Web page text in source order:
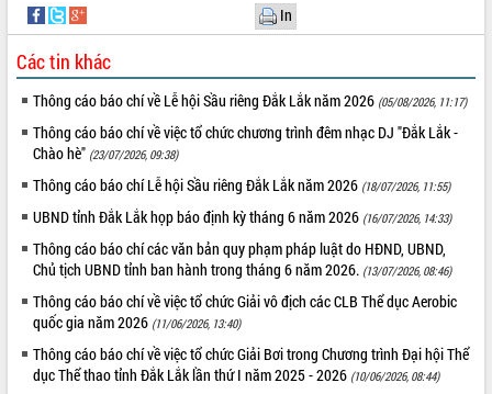
VĂN BẢN HĐND TỈNH
ĐIỂM TIN VĂN BẢN
QUY HOẠCH - KẾ HOẠCH
In
Các tin khác
Thông cáo báo chí về Lễ hội Sầu riêng Đắk Lắk năm 2026 (05/08/2026, 11:17)
Thông cáo báo chí về việc tổ chức chương trình đêm nhạc DJ "Đắk Lắk -
Chào hè" (23/07/2026, 09:38)
Thông cáo báo chí Lễ hội Sầu riêng Đắk Lắk năm 2026 (18/07/2026, 11:55)
UBND tỉnh Đắk Lắk họp báo định kỳ tháng 6 năm 2026 (16/07/2026, 14:33)
Thông cáo báo chí các văn bản quy phạm pháp luật do HĐND, UBND,
Chủ tịch UBND tỉnh ban hành trong tháng 6 năm 2026. (13/07/2026, 08:46)
Thông cáo báo chí về việc tổ chức Giải vô địch các CLB Thể dục Aerobic
quốc gia năm 2026 (11/06/2026, 13:40)
Thông cáo báo chí về việc tổ chức Giải Bơi trong Chương trình Đại hội Thể
dục Thể thao tỉnh Đắk Lắk lần thứ I năm 2025 - 2026 (10/06/2026, 08:44)